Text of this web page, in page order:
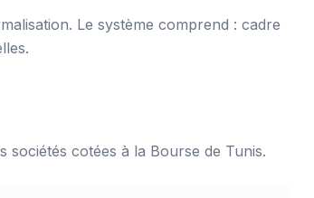
Le système comprend : cadre
sociétés cotées à la Bourse de Tunis.